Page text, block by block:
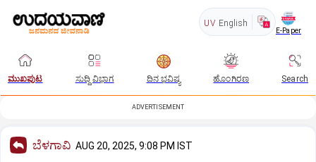
UV English
E-Paper
ಮುಖಪುಟ ಸುದ್ದಿ ವಿಭಾಗ ದಿನ ಭವಿಷ್ಯ ಹೊಂಗಿರಣ Search
ADVERTISEMENT
ಬೆಳಗಾವಿ AUG 20, 2025, 9:08 PM IST